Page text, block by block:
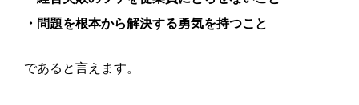
・問題を根本から解決する勇気を持つこと
であると言えます。